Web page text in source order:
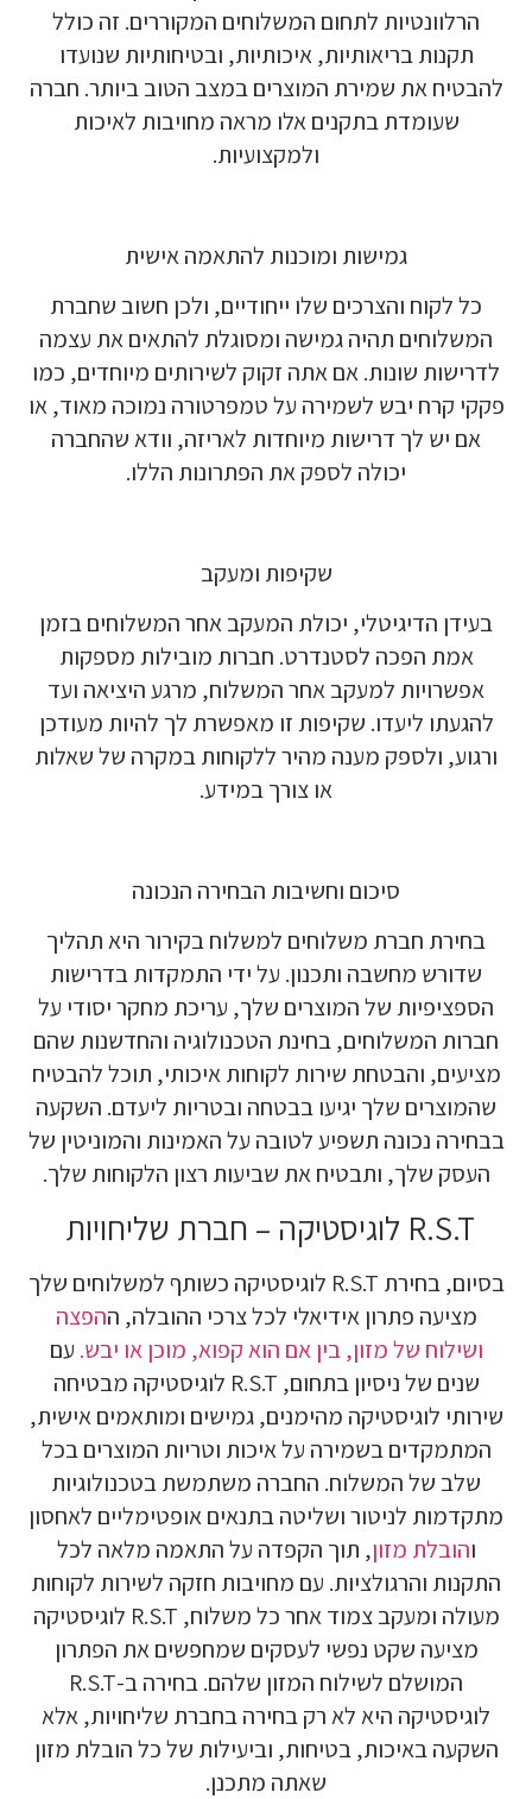
הרלוונטיות לתחום המשלוחים המקוררים. זה כולל
תקנות בריאותיות, איכותיות, ובטיחותיות שנועדו
להבטיח את שמירת המוצרים במצב הטוב ביותר. חברה
שעומדת בתקנים אלו מראה מחויבות לאיכות
ולמקצועיות.
גמישות ומוכנות להתאמה אישית
כל לקוח והצרכים שלו ייחודיים, ולכן חשוב שחברת
המשלוחים תהיה גמישה ומסוגלת להתאים את עצמה
לדרישות שונות. אם אתה זקוק לשירותים מיוחדים, כמו
פקקי קרח יבש לשמירה על טמפרטורה נמוכה מאוד, או
אם יש לך דרישות מיוחדות לאריזה, וודא שהחברה
יכולה לספק את הפתרונות הללו.
שקיפות ומעקב
בעידן הדיגיטלי, יכולת המעקב אחר המשלוחים בזמן
אמת הפכה לסטנדרט. חברות מובילות מספקות
אפשרויות למעקב אחר המשלוח, מרגע היציאה ועד
להגעתו ליעדו. שקיפות זו מאפשרת לך להיות מעודכן
ורגוע, ולספק מענה מהיר ללקוחות במקרה של שאלות
או צורך במידע.
סיכום וחשיבות הבחירה הנכונה
בחירת חברת משלוחים למשלוח בקירור היא תהליך
שדורש מחשבה ותכנון. על ידי התמקדות בדרישות
הספציפיות של המוצרים שלך, עריכת מחקר יסודי על
חברות המשלוחים, בחינת הטכנולוגיה והחדשנות שהם
מציעים, והבטחת שירות לקוחות איכותי, תוכל להבטיח
שהמוצרים שלך יגיעו בבטחה ובטריות ליעדם. השקעה
בבחירה נכונה תשפיע לטובה על האמינות והמוניטין של
העסק שלך, ותבטיח את שביעות רצון הלקוחות שלך.
R.S.T לוגיסטיקה – חברת שליחויות
בסיום, בחירת R.S.T לוגיסטיקה כשותף למשלוחים שלך
מציעה פתרון אידיאלי לכל צרכי ההובלה, ההפצה
ושילוח של מזון, בין אם הוא קפוא, מוכן או יבש. עם
שנים של ניסיון בתחום, R.S.T לוגיסטיקה מבטיחה
שירותי לוגיסטיקה מהימנים, גמישים ומותאמים אישית,
המתמקדים בשמירה על איכות וטריות המוצרים בכל
שלב של המשלוח. החברה משתמשת בטכנולוגיות
מתקדמות לניטור ושליטה בתנאים אופטימליים לאחסון
והובלת מזון, תוך הקפדה על התאמה מלאה לכל
התקנות והרגולציות. עם מחויבות חזקה לשירות לקוחות
מעולה ומעקב צמוד אחר כל משלוח, R.S.T לוגיסטיקה
מציעה שקט נפשי לעסקים שמחפשים את הפתרון
המושלם לשילוח המזון שלהם. בחירה ב-R.S.T
לוגיסטיקה היא לא רק בחירה בחברת שליחויות, אלא
השקעה באיכות, בטיחות, וביעילות של כל הובלת מזון
שאתה מתכנן.